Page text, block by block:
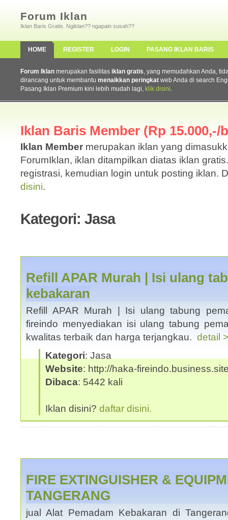
Forum Iklan
Iklan Baris Gratis. Ngiklan?? ngapain susah??
HOME REGISTER LOGIN PASANG IKLAN BARIS
Forum Iklan merupakan fasilitas iklan gratis, yang memudahkan Anda,
dirancang untuk membantu menaikkan peringkat web Anda di search
Pasang Iklan Premium kini lebih mudah lagi, klik disini.
Iklan Baris Member (Rp 15.000,-/
Iklan Member merupakan iklan yang
ForumIklan, iklan ditampilkan diatas iklan
registrasi, kemudian login untuk posting iklan.
disini.
Kategori: Jasa
Refill APAR Murah | Isi ulang
kebakaran
Refill APAR Murah | Isi ulang tabung
fireindo menyediakan isi ulang tabung
kwalitas terbaik dan harga terjangkau. detail
Kategori: Jasa
Website: http://haka-
Dibaca: 5442 kali
Iklan disini? daftar disini.
FIRE EXTINGUISHER &
TANGERANG
jual Alat Pemadam Kebakaran di